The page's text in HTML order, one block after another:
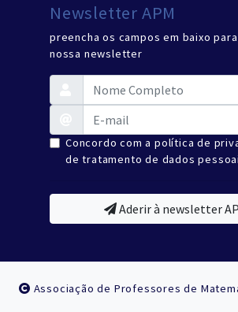
Newsletter APM
preencha os campos em baixo
nossa newsletter
Concordo com a política de
de tratamento de dados
Aderir à newsletter
Associação de Professores de